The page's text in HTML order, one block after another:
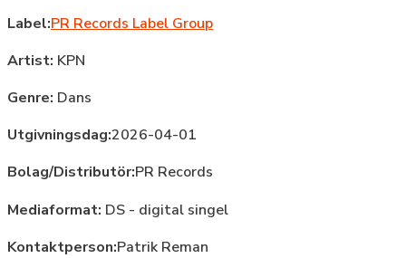
Label:PR Records Label Group
Artist: KPN
Genre: Dans
Utgivningsdag:2026-04-01
Bolag/Distributör:PR Records
Mediaformat: DS - digital singel
Kontaktperson:Patrik Reman